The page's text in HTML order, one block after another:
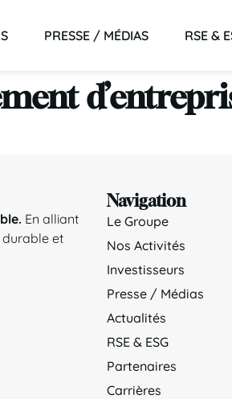
PRESSE / MÉDIAS RSE &
En alliant
et
Navigation
Le Groupe
Nos Activités
Investisseurs
Presse / Médias
Actualités
RSE & ESG
Partenaires
Carrières